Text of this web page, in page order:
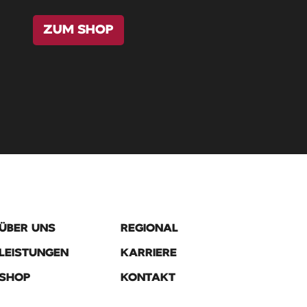
ZUM SHOP
UNS REGIONAL
KARRIERE
KONTAKT